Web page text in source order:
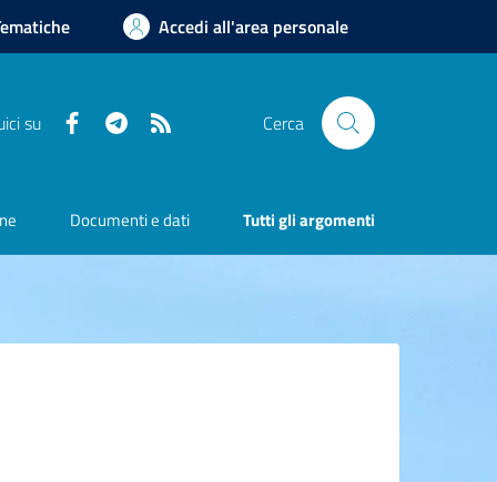
Accedi all'area personale
su FacebookTelegram Cerca
Documenti e dati Tutti gli argomenti